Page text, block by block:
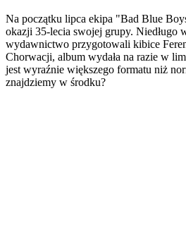
Na początku lipca ekipa "Bad Blue
okazji 35-lecia swojej grupy. Niedługo
wydawnictwo przygotowali kibice
Chorwacji, album wydała na razie w
jest wyraźnie większego formatu niż
znajdziemy w środku?